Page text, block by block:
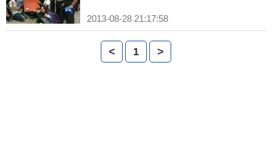
2013-08-28 21:17:58
< 1 >